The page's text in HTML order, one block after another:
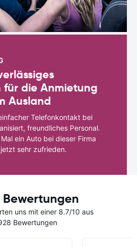
für die Anmietung
Ausland
Telefonkontakt bei
freundliches Personal.
ein Auto bei dieser Firma
sehr zufrieden.
Bewertungen
uns mit einer 8.7/10 aus
Bewertungen